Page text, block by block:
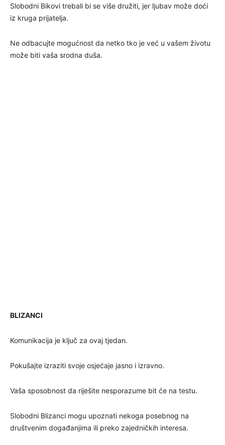
Slobodni Bikovi trebali bi se više družiti, jer ljubav može doći
iz kruga prijatelja.
Ne odbacujte mogućnost da netko tko je već u vašem životu
može biti vaša srodna duša.
BLIZANCI
Komunikacija je ključ za ovaj tjedan.
Pokušajte izraziti svoje osjećaje jasno i izravno.
Vaša sposobnost da riješite nesporazume bit će na testu.
Slobodni Blizanci mogu upoznati nekoga posebnog na
društvenim događanjima ili preko zajedničkih interesa.